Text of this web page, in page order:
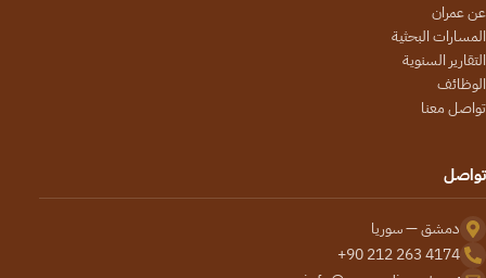
عن عمران
المسارات البحثية
التقارير السنوية
الوظائف
تواصل معنا
تواصل
دمشق — سوريا
+90 212 263 4174